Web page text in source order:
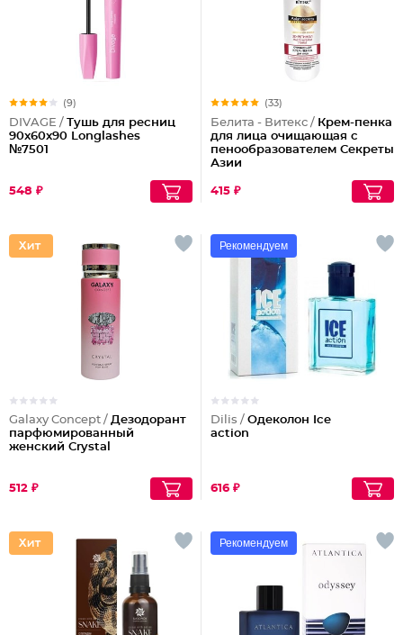
(9)
DIVAGE / Тушь для ресниц
90x60x90 Longlashes
№7501
548 ₽
(33)
Белита - Витекс / Крем-пенка
для лица очищающая с
пенообразователем Секреты
Азии
415 ₽
Galaxy Concept / Дезодорант
парфюмированный
женский Crystal
512 ₽
Рекомендуем
Dilis / Одеколон Ice
action
616 ₽
Рекомендуем